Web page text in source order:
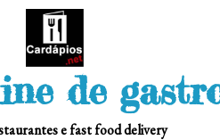
de
e fast food delivery